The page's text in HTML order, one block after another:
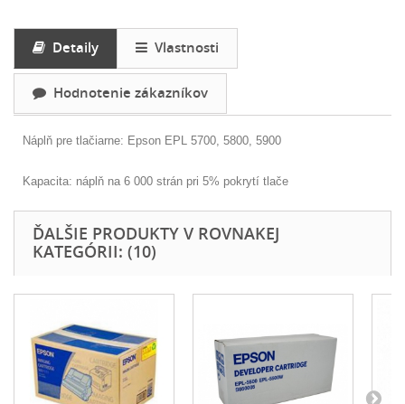
Detaily Vlastnosti
Hodnotenie zákazníkov
Náplň pre tlačiarne: Epson EPL 5700, 5800, 5900
Kapacita: náplň na 6 000 strán pri 5% pokrytí tlače
ĎALŠIE PRODUKTY V ROVNAKEJ
KATEGÓRII: (10)